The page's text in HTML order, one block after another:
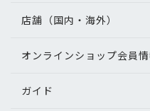
店舗（国内・海外）
オンラインショップ会員
ガイド